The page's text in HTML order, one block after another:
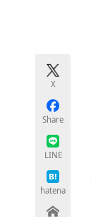
X
Share
LINE
hatena